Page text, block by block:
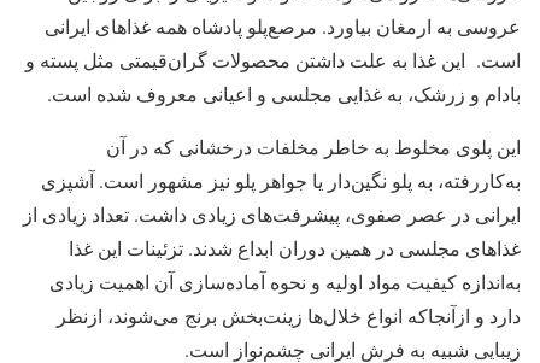
عروسی به ارمغان بیاورد. مرصع‌پلو پادشاه همه غذاهای ایرانی
است. این غذا به علت داشتن محصولات گران‌قیمتی مثل پسته و
بادام و زرشک، به غذایی مجلسی و اعیانی معروف شده است.
این پلوی مخلوط به خاطر مخلفات درخشانی که در آن
به‌کاررفته، به پلو نگین‌دار یا جواهر پلو نیز مشهور است. آشپزی
ایرانی در عصر صفوی، پیشرفت‌های زیادی داشت. تعداد زیادی از
غذاهای مجلسی در همین دوران ابداع شدند. تزئینات این غذا
به‌اندازه کیفیت مواد اولیه و نحوه آماده‌سازی آن‌ اهمیت زیادی
دارد و ازآنجاکه انواع خلال‌ها زینت‌بخش برنج می‌شوند، ازنظر
زیبایی شبیه به فرش ایرانی چشم‌نواز است.